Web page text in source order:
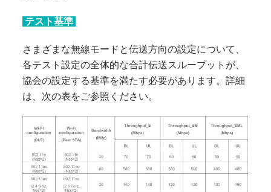
テスト基準
さまざまな無線モードと伝送方向の設定について、
各テスト設定の全体的な合計伝送スループットが、
協会の設定する基準を満たす必要があります。詳細
は、次の表をご参照ください。